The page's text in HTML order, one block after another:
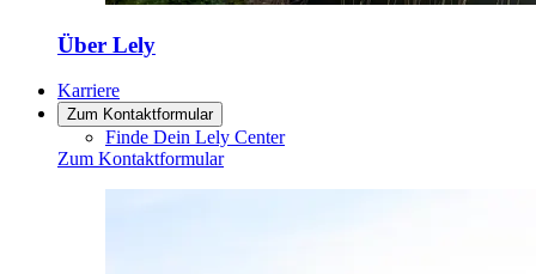
Über Lely
Karriere
Zum Kontaktformular
Finde Dein Lely Center
Zum Kontaktformular